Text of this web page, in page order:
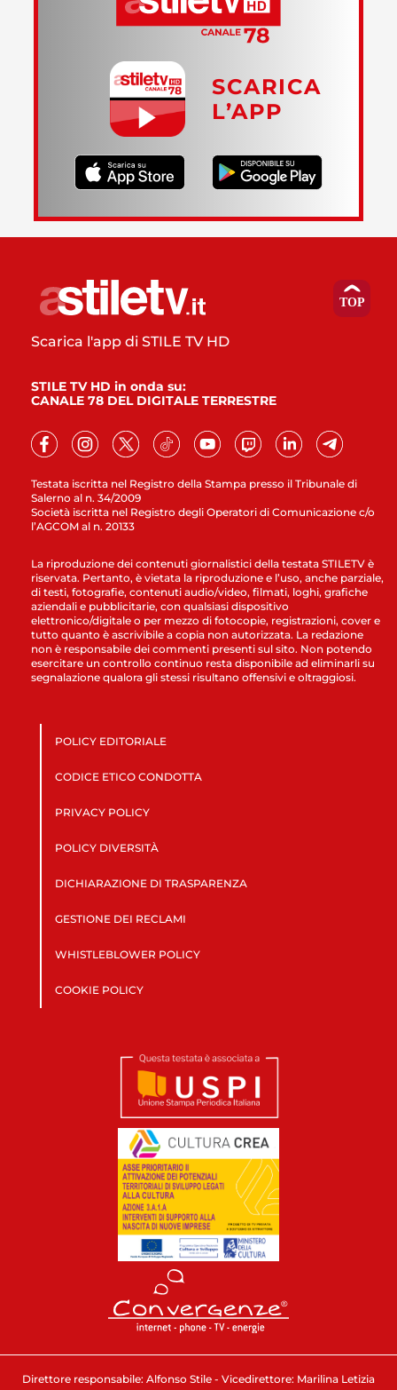
SCARICA
L’APP
Testata iscritta nel Registro della Stampa presso il Tribunale di
Salerno al n. 34/2009
Società iscritta nel Registro degli Operatori di Comunicazione c/o
l’AGCOM al n. 20133
Scarica l'app di STILE TV HD
STILE TV HD in onda su:
CANALE 78 DEL DIGITALE TERRESTRE
La riproduzione dei contenuti giornalistici della testata STILETV è
riservata. Pertanto, è vietata la riproduzione e l’uso, anche parziale,
di testi, fotografie, contenuti audio/video, filmati, loghi, grafiche
aziendali e pubblicitarie, con qualsiasi dispositivo
elettronico/digitale o per mezzo di fotocopie, registrazioni, cover e
tutto quanto è ascrivibile a copia non autorizzata. La redazione
non è responsabile dei commenti presenti sul sito. Non potendo
esercitare un controllo continuo resta disponibile ad eliminarli su
segnalazione qualora gli stessi risultano offensivi e oltraggiosi.
POLICY EDITORIALE
CODICE ETICO CONDOTTA
PRIVACY POLICY
POLICY DIVERSITÀ
DICHIARAZIONE DI TRASPARENZA
GESTIONE DEI RECLAMI
WHISTLEBLOWER POLICY
COOKIE POLICY
Direttore responsabile: Alfonso Stile - Vicedirettore: Marilina Letizia